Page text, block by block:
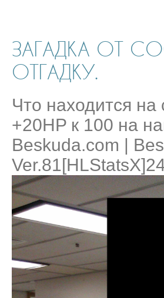
ЗАГАДКА ОТ
ОТГАДКУ.
Что находится на
+20HP к 100 на
Beskuda.com |